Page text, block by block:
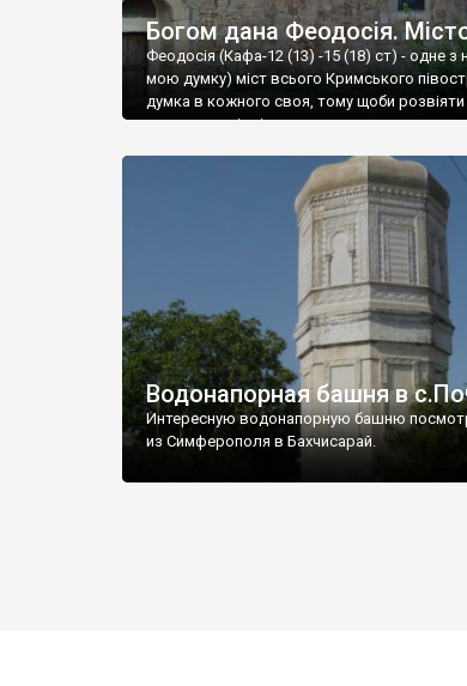
Богом дана Феодосія.
Феодосія (Кафа-12 (13) -15 (18) ст) - одне з
мою думку) міст всього Кримського
думка в кожного своя, тому щоби розвіяти
запрошую відвідати це
Водонапорная башня в
Интересную водонапорную башню
из Симферополя в Бахчисарай.